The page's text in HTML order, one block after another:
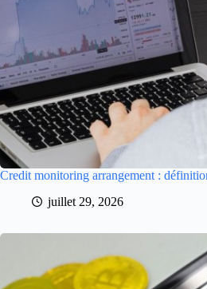
Credit monitoring arrangement :
juillet 29, 2026